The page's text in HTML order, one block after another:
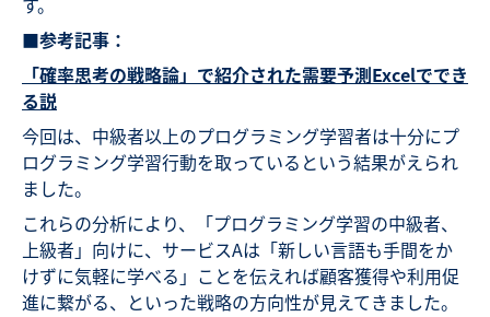
■参考記事：
「確率思考の戦略論」で紹介された需要予測Excelででき
る説
今回は、中級者以上のプログラミング学習者は十分にプ
ログラミング学習行動を取っているという結果がえられ
ました。
これらの分析により、「プログラミング学習の中級者、
上級者」向けに、サービスAは「新しい言語も手間をか
けずに気軽に学べる」ことを伝えれば顧客獲得や利用促
進に繋がる、といった戦略の方向性が見えてきました。